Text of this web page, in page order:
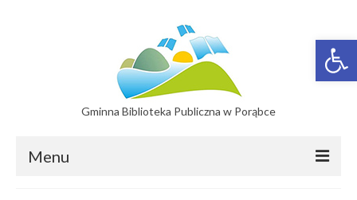
Gminna Biblioteka Publiczna w Porąbce
Menu